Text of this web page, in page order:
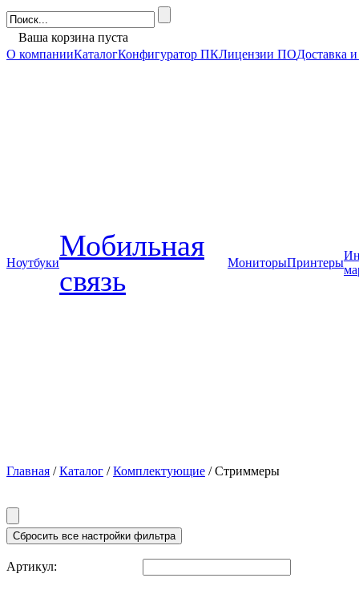
Ваша корзина пуста
О компанииКаталогКонфигуратор ПКЛицензии ПОДоставка
Ноутбуки
Мобильная
связь
МониторыПринтеры
Главная /Каталог /Комплектующие / Стриммеры
Артикул: